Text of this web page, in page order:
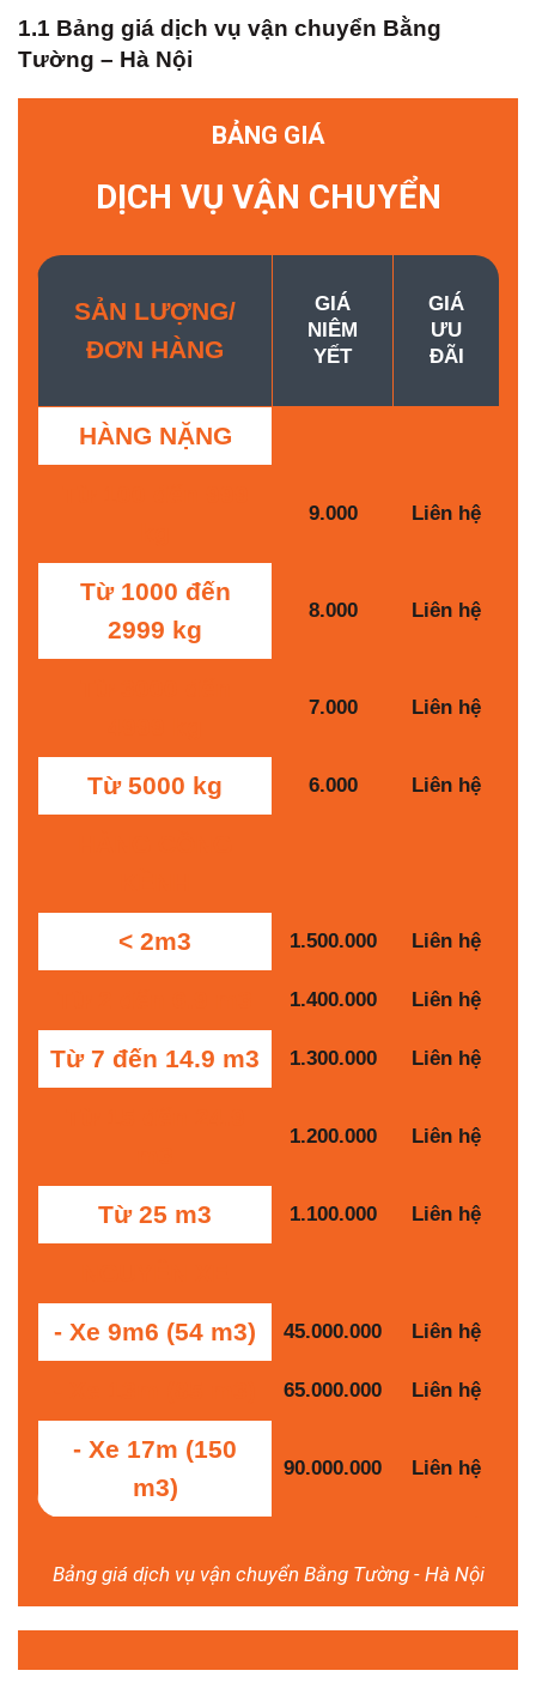
1.1 Bảng giá dịch vụ vận chuyển Bằng
Tường – Hà Nội
BẢNG GIÁ
DỊCH VỤ VẬN CHUYỂN
SẢN LƯỢNG/
ĐƠN HÀNG
GIÁ
NIÊM
YẾT
GIÁ
ƯU
ĐÃI
HÀNG NẶNG
9.000 Liên hệ
Từ 1000 đến
2999 kg
8.000 Liên hệ
7.000 Liên hệ
Từ 5000 kg 6.000 Liên hệ
< 2m3 1.500.000 Liên hệ
1.400.000 Liên hệ
Từ 7 đến 14.9 m3 1.300.000 Liên hệ
1.200.000 Liên hệ
Từ 25 m3 1.100.000 Liên hệ
- Xe 9m6 (54 m3) 45.000.000 Liên hệ
65.000.000 Liên hệ
- Xe 17m (150
m3)
90.000.000 Liên hệ
Bảng giá dịch vụ vận chuyển Bằng Tường - Hà Nội